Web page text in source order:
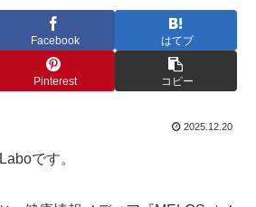
Facebook はてブ
Pinterest コピー
2025.12.20
です。